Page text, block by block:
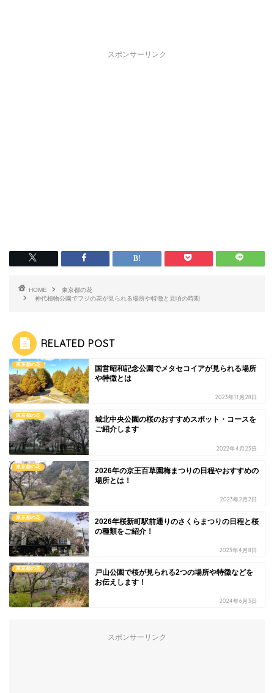
スポンサーリンク
HOME
東京都の花
神代植物公園でフジの花が見られる場所や特徴と見頃の時期
RELATED POST
東京都の花
国営昭和記念公園でメタセコイアが見られる場所
や特徴とは
2023年11月28日
東京都の花
城北中央公園の桜のおすすめスポット・コースを
ご紹介します
2022年4月23日
東京都の花
2026年の京王百草園梅まつりの日程やおすすめの
場所とは！
2023年2月2日
東京都の花
2026年桜新町駅前通りのさくらまつりの日程と桜
の種類をご紹介！
2023年4月8日
東京都の花
戸山公園で桜が見られる2つの場所や特徴などを
お伝えします！
2024年6月3日
スポンサーリンク